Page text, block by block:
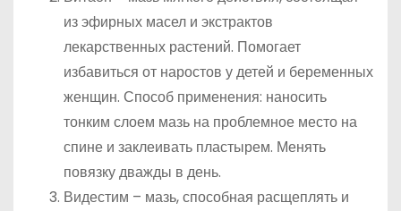
из эфирных масел и экстрактов
лекарственных растений. Помогает
избавиться от наростов у детей и беременных
женщин. Способ применения: наносить
тонким слоем мазь на проблемное место на
спине и заклеивать пластырем. Менять
повязку дважды в день.
Видестим – мазь, способная расщеплять и